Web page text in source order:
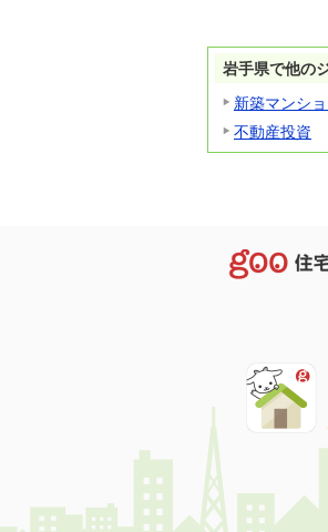
岩手県で他の
新築マンシ
不動産投資